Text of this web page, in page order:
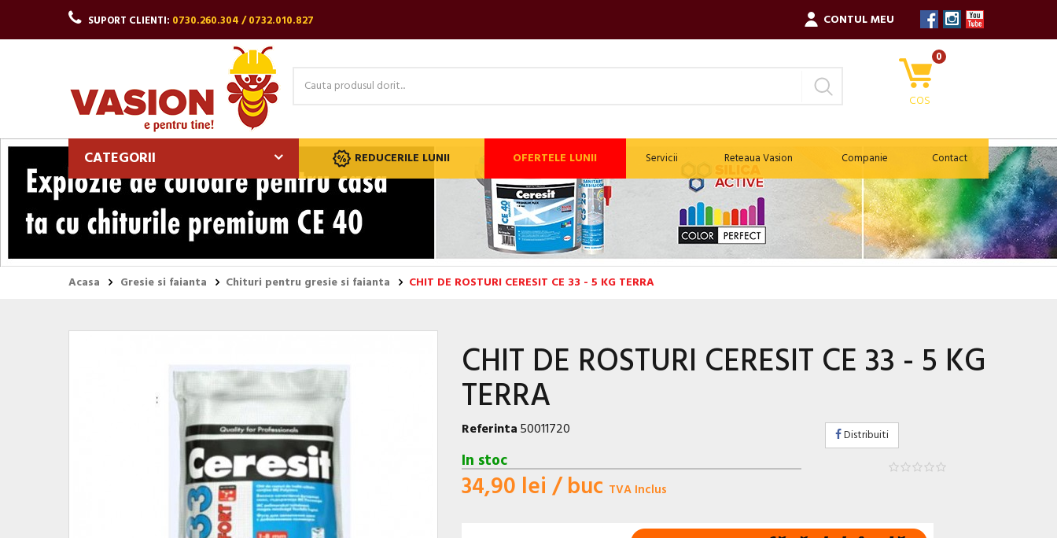
SUPORT CLIENTI: 0730.260.304 / 0732.010.827 CONTUL MEU
0
COS
CATEGORII REDUCERILE LUNII OFERTELE LUNII Servicii Reteaua Vasion Companie Contact
Acasa Gresie si faianta Chituri pentru gresie si faianta CHIT DE ROSTURI CERESIT CE 33 - 5 KG TERRA
CHIT DE ROSTURI CERESIT CE 33 - 5 KG
TERRA
Referinta50011720
In stoc
34,90 lei / buc TVA Inclus
Distribuiti